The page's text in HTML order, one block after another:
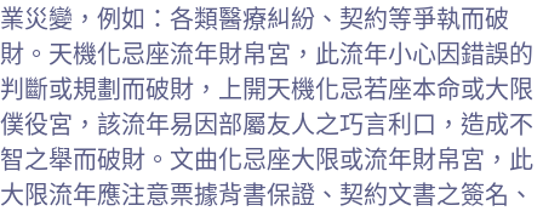
業災變，例如：各類醫療糾紛、契約等爭執而破
財。天機化忌座流年財帛宮，此流年小心因錯誤的
判斷或規劃而破財，上開天機化忌若座本命或大限
僕役宮，該流年易因部屬友人之巧言利口，造成不
智之舉而破財。文曲化忌座大限或流年財帛宮，此
大限流年應注意票據背書保證、契約文書之簽名、